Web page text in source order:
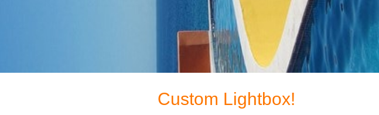
Custom Lightbox!